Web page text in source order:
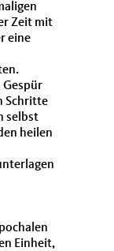
Zeit mit
eine
Gespür
Schritte
selbst
heilen
Einheit,